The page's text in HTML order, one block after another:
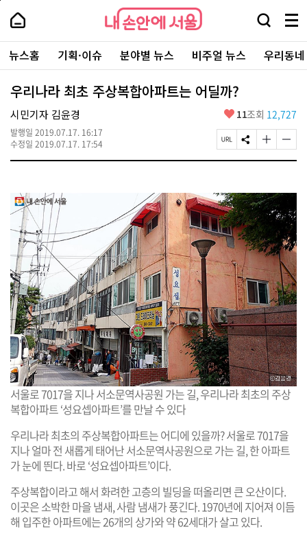
본
로
가
내
손
안
에
서
울
-
서
울
시
대
표
소
내
손
에
울
검
창
열
기
메
뉴
전
체
보
주
요
서
뉴스홈 기획·이슈 분야별 뉴스 비주얼 뉴스 우리동
우리나라 최초 주상복합아파트는 어딜까?
시민기자 김윤경
발행일 2019.07.17. 16:17
수정일 2019.07.17. 17:54
좋
요
11조회 12,727
페
이
R
L
복
사
S
N
유
하
기
글
자
크
게
변
경
하
기
글
자
작
변
경
하
기
서울로 7017을 지나 서소문역사공원 가는 길, 우리나라 최초의 주상
복합아파트 ‘성요셉아파트’를 만날 수 있다
우리나라 최초의 주상복합아파트는 어디에 있을까? 서울로 7017을
지나 얼마 전 새롭게 태어난 서소문역사공원으로 가는 길, 한 아파트
가 눈에 띈다. 바로 ‘성요셉아파트’이다.
주상복합이라고 해서 화려한 고층의 빌딩을 떠올리면 큰 오산이다.
이곳은 소박한 마을 냄새, 사람 냄새가 풍긴다. 1970년에 지어져 이듬
해 입주한 아파트에는 26개의 상가와 약 62세대가 살고 있다.
페
상
단
로